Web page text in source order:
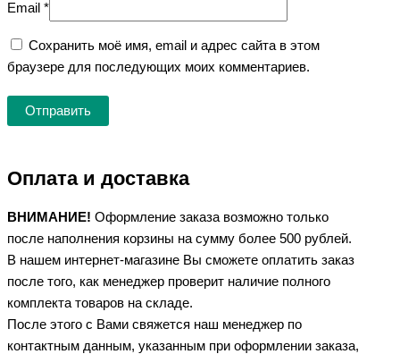
Email *
Сохранить моё имя, email и адрес сайта в этом
браузере для последующих моих комментариев.
Оплата и доставка
ВНИМАНИЕ! Оформление заказа возможно только
после наполнения корзины на сумму более 500 рублей.
В нашем интернет-магазине Вы сможете оплатить заказ
после того, как менеджер проверит наличие полного
комплекта товаров на складе.
После этого с Вами свяжется наш менеджер по
контактным данным, указанным при оформлении заказа,